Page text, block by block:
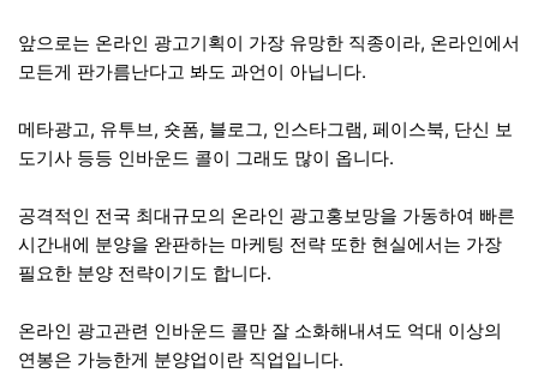
앞으로는 온라인 광고기획이 가장 유망한 직종이라, 온라인에서
모든게 판가름난다고 봐도 과언이 아닙니다.
메타광고, 유투브, 숏폼, 블로그, 인스타그램, 페이스북, 단신 보
도기사 등등 인바운드 콜이 그래도 많이 옵니다.
공격적인 전국 최대규모의 온라인 광고홍보망을 가동하여 빠른
시간내에 분양을 완판하는 마케팅 전략 또한 현실에서는 가장
필요한 분양 전략이기도 합니다.
온라인 광고관련 인바운드 콜만 잘 소화해내셔도 억대 이상의
연봉은 가능한게 분양업이란 직업입니다.